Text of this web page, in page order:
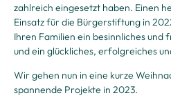
zahlreich eingesetzt haben. Einen
Einsatz für die Bürgerstiftung in
Ihren Familien ein besinnliches
und ein glückliches, erfolgreiches
Wir gehen nun in eine kurze
spannende Projekte in 2023.